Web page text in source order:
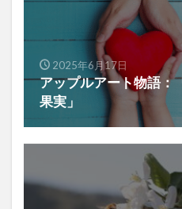
2025年6月17日
アップルアート物語：
果実」